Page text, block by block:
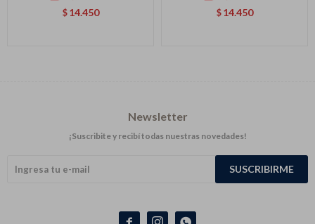
$ 14.450 $ 14.450
  
Newsletter
¡Suscribite y recibí todas nuestras novedades!
SUSCRIBIRME